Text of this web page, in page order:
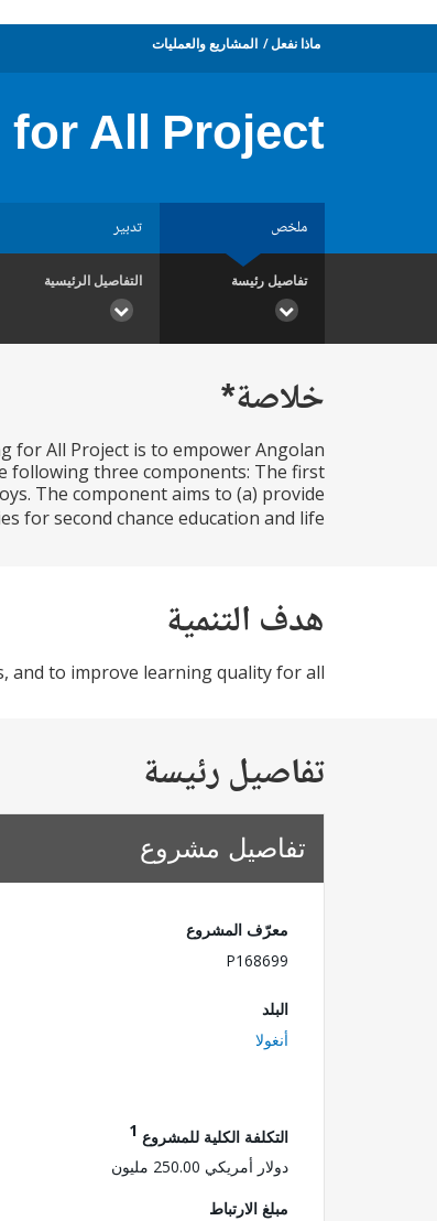
ماذا نفعل المشاريع والعمليات
All Project
ملخص تدبير
تفاصيل رئيسة التفاصيل الرئيسية
خلاصة*
for All Project is to empower Angolan
following three components: The first
The component aims to (a) provide
for second chance education and life...
هدف التنمية
and to improve learning quality for all.
تفاصيل رئيسة
تفاصيل مشروع
معرّف المشروع
P168699
البلد
أنغولا
التكلفة الكلية للمشروع 1
دولار أمريكي 250.00 مليون
مبلغ الارتباط